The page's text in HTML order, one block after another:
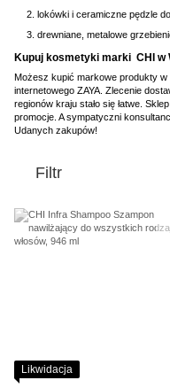
lokówki i ceramiczne pędzle
drewniane, metalowe
Kupuj kosmetyki marki CHI w
Możesz kupić markowe produkty
internetowego ZAYA. Zlecenie
regionów kraju stało się łatwe.
promocje. A sympatyczni
Udanych zakupów!
Filtr
Likwidacja